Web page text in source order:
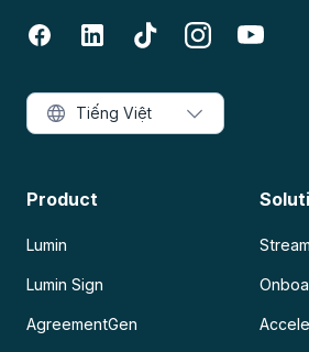
Product
Lumin
Lumin Sign
AgreementGen
Tiếng Việt